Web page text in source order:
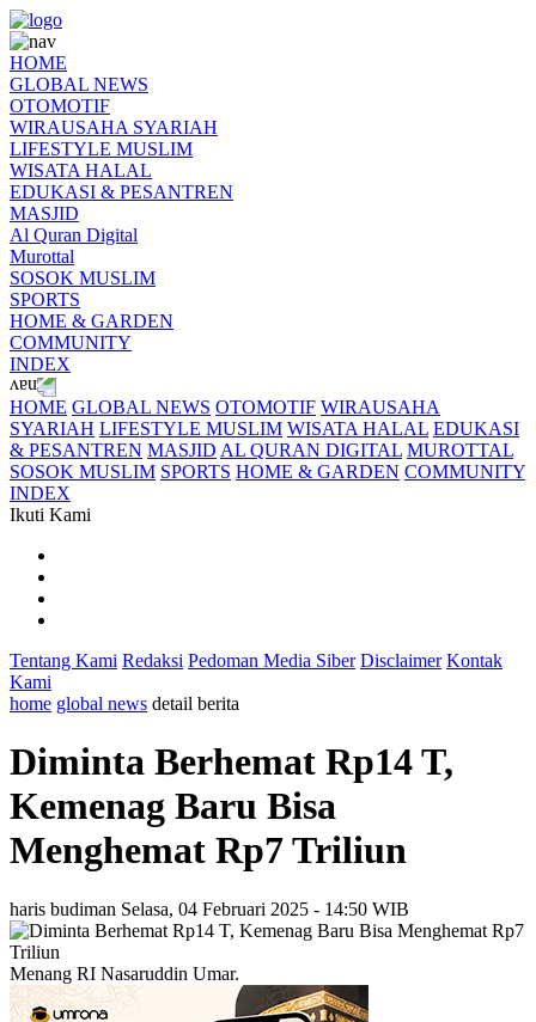
HOME
GLOBAL NEWS
OTOMOTIF
WIRAUSAHA SYARIAH
LIFESTYLE MUSLIM
WISATA HALAL
EDUKASI & PESANTREN
MASJID
Al Quran Digital
Murottal
SOSOK MUSLIM
SPORTS
HOME & GARDEN
COMMUNITY
INDEX
HOME GLOBAL NEWS OTOMOTIF WIRAUSAHA
SYARIAH LIFESTYLE MUSLIM WISATA HALAL EDUKASI
& PESANTREN MASJID AL QURAN DIGITAL MUROTTAL
SOSOK MUSLIM SPORTS HOME & GARDEN COMMUNITY
INDEX
Ikuti Kami
Tentang Kami Redaksi Pedoman Media Siber Disclaimer Kontak
Kami
home global news detail berita
Diminta Berhemat Rp14 T,
Kemenag Baru Bisa
Menghemat Rp7 Triliun
haris budiman Selasa, 04 Februari 2025 - 14:50 WIB
Menang RI Nasaruddin Umar.